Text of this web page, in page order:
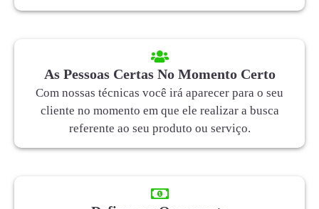
As Pessoas Certas No Momento Certo
Com nossas técnicas você irá aparecer para o seu
cliente no momento em que ele realizar a busca
referente ao seu produto ou serviço.